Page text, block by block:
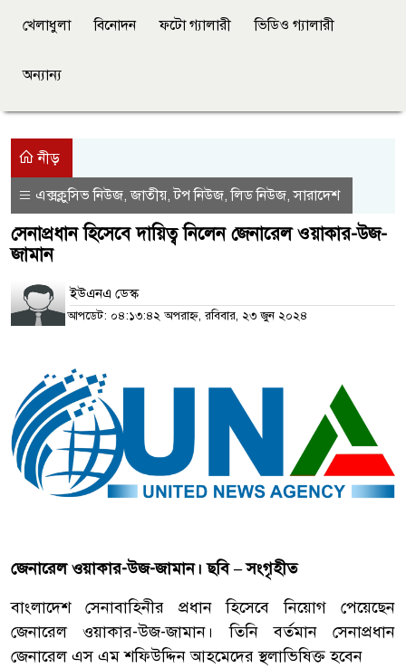
খেলাধুলা বিনোদন ফটো গ্যালারী ভিডিও গ্যালারী
অন্যান্য
নীড়
এক্সক্লুসিভ নিউজ,জাতীয়,টপ নিউজ,লিড নিউজ,সারাদেশ
সেনাপ্রধান হিসেবে দায়িত্ব নিলেন জেনারেল ওয়াকার-উজ-
জামান
ইউএনএ ডেস্ক
আপডেট: ০৪:১৩:৪২ অপরাহ্ন, রবিবার, ২৩ জুন ২০২৪
জেনারেল ওয়াকার-উজ-জামান। ছবি – সংগৃহীত
বাংলাদেশ সেনাবাহিনীর প্রধান হিসেবে নিয়োগ পেয়েছেন
জেনারেল ওয়াকার-উজ-জামান। তিনি বর্তমান সেনাপ্রধান
জেনারেল এস এম শফিউদ্দিন আহমেদের স্থলাভিষিক্ত হবেন